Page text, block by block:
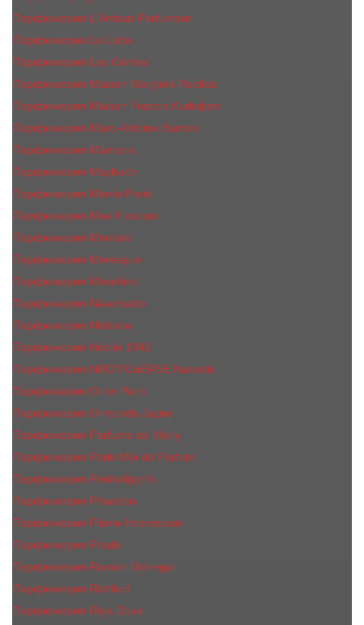
Парфюмерия L'Artisan Parfumeur
Парфюмерия Le Labo
Парфюмерия Les Contes
Парфюмерия Maison Margiela Replica
Парфюмерия Maison Francis Kurkdjian
Парфюмерия Marc-Antoine Barrois
Парфюмерия Mancera
Парфюмерия Maybach
Парфюмерия Memo Paris
Парфюмерия Meo Fusciuni
Парфюмерия Montale
Парфюмерия Moresque
Парфюмерия Moschino
Парфюмерия Nasomatto
Парфюмерия Nishane
Парфюмерия Nobile 1942
Парфюмерия NROTICuERSE Narcotic
Парфюмерия Orlov Paris
Парфюмерия Ormonde Jayne
Парфюмерия Parfums de Marly
Парфюмерия Parle Moi de Parfum
Парфюмерия Penhaligon's
Парфюмерия Phaedon
Парфюмерия Plume Impression
Парфюмерия Prada
Парфюмерия Ramon Monegal
Парфюмерия RicHard
Парфюмерия Roja Dove